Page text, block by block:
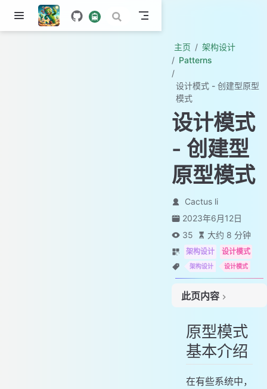
主页
架构设计
Patterns
设计模式 - 创建型原型
模式
设计模式
- 创建型
原型模式
Cactus li
2023年6月12日
35
大约 8 分钟
架构设计 设计模式
架构设计 设计模式
此页内容
原型模式原理结构图
克隆羊案例
传统方式解决克隆羊实例
传统的方式的优缺点
原型模式
基本介绍
在有些系统中，